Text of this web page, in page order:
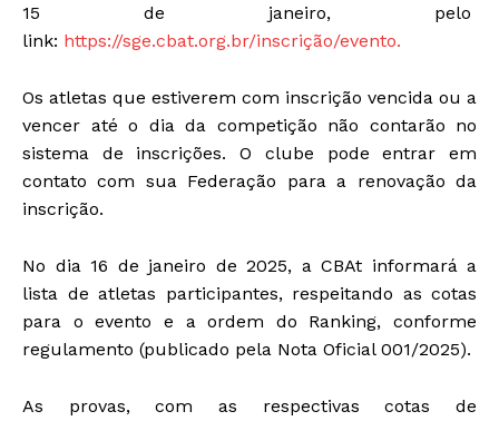
15 de janeiro, pelo
link: https://sge.cbat.org.br/inscrição/evento.
Os atletas que estiverem com inscrição vencida ou a
vencer até o dia da competição não contarão no
sistema de inscrições. O clube pode entrar em
contato com sua Federação para a renovação da
inscrição.
No dia 16 de janeiro de 2025, a CBAt informará a
lista de atletas participantes, respeitando as cotas
para o evento e a ordem do Ranking, conforme
regulamento (publicado pela Nota Oficial 001/2025).
As provas, com as respectivas cotas de